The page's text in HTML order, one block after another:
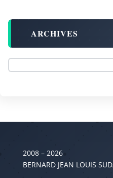
ARCHIVES
2008 – 2026
BERNARD JEAN LOUIS